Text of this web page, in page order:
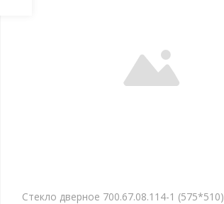
Стекло дверное 700.67.08.114-1 (575*510)